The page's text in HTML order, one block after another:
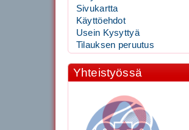
Sivukartta
Käyttöehdot
Usein Kysyttyä
Tilauksen peruutus
Yhteistyössä